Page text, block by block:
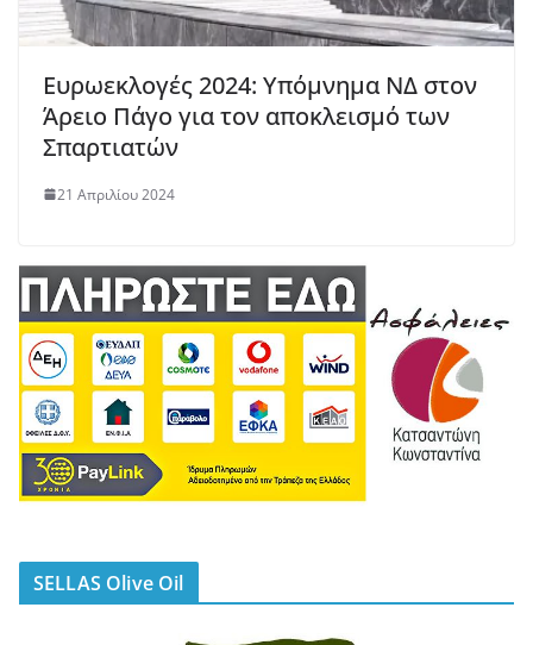
Ευρωεκλογές 2024: Υπόμνημα ΝΔ στον
Άρειο Πάγο για τον αποκλεισμό των
Σπαρτιατών
21 Απριλίου 2024
SELLAS Olive Oil